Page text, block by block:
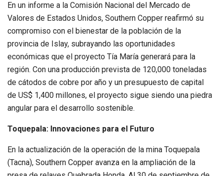
En un informe a la Comisión Nacional del Mercado de
Valores de Estados Unidos, Southern Copper reafirmó su
compromiso con el bienestar de la población de la
provincia de Islay, subrayando las oportunidades
económicas que el proyecto Tía María generará para la
región. Con una producción prevista de 120,000 toneladas
de cátodos de cobre por año y un presupuesto de capital
de US$ 1,400 millones, el proyecto sigue siendo una piedra
angular para el desarrollo sostenible.
Toquepala: Innovaciones para el Futuro
En la actualización de la operación de la mina Toquepala
(Tacna), Southern Copper avanza en la ampliación de la